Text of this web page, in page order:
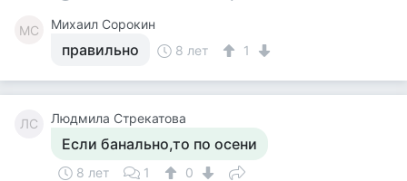
МС Михаил Сорокин
правильно 8 лет 1
ЛС Людмила Стрекатова
Если банально,то по осени
8 лет 1 0